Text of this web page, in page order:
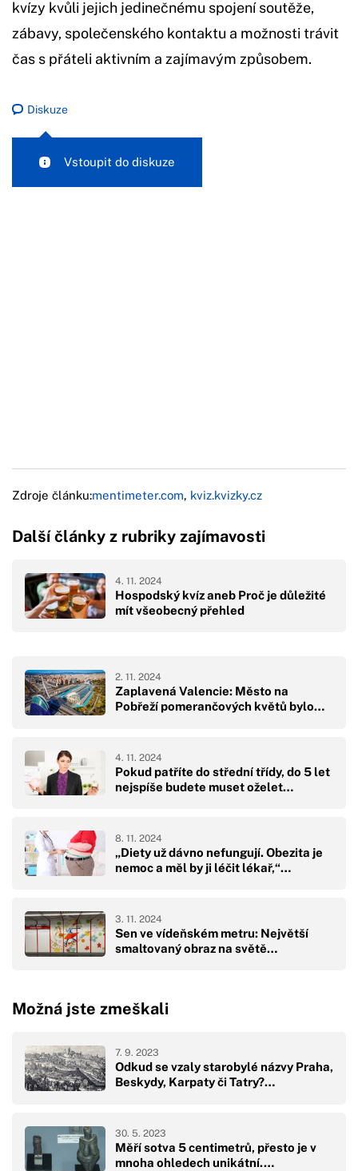
kvízy kvůli jejich jedinečnému spojení soutěže,
zábavy, společenského kontaktu a možnosti trávit
čas s přáteli aktivním a zajímavým způsobem.
Diskuze
Vstoupit do diskuze
Zdroje článku:mentimeter.com, kviz.kvizky.cz
Další články z rubriky zajímavosti
Hospodský kvíz aneb Proč je důležité
mít všeobecný přehled
4. 11. 2024
Zaplavená Valencie: Město na
Pobřeží pomerančových květů bylo…
2. 11. 2024
Pokud patříte do střední třídy, do 5 let
nejspíše budete muset oželet…
4. 11. 2024
„Diety už dávno nefungují. Obezita je
nemoc a měl by ji léčit lékař,“…
8. 11. 2024
Sen ve vídeňském metru: Největší
smaltovaný obraz na světě…
3. 11. 2024
Možná jste zmeškali
Odkud se vzaly starobylé názvy Praha,
Beskydy, Karpaty či Tatry?…
7. 9. 2023
Měří sotva 5 centimetrů, přesto je v
mnoha ohledech unikátní.…
30. 5. 2023